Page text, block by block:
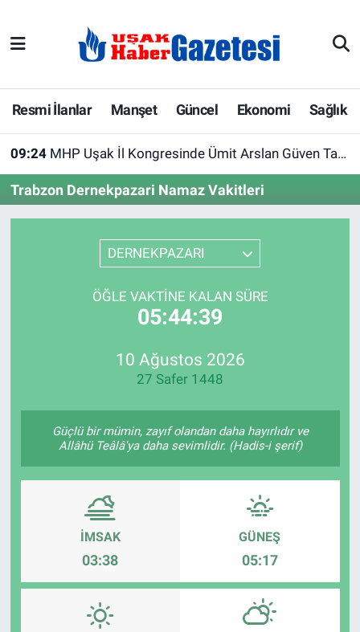
Resmi İlanlar Manşet Güncel Ekonomi Sağlık
09:24 MHP Uşak İl Kongresinde Ümit Arslan Güven Tazeledi
Trabzon Dernekpazari Namaz Vakitleri
DERNEKPAZARI
ÖĞLE VAKTINE KALAN SÜRE
05:44:39
10 Ağustos 2026
27 Safer 1448
Güçlü bir mümin, zayıf olandan daha hayırlıdır ve
Allâhü Teâlâ'ya daha sevimlidir. (Hadis-i şerif)
İMSAK
03:38
GÜNEŞ
05:17
E-Gazete
Ekonomi
Gazete İlanları
Güncel
Resmi İlanlar
Sağlık
Son Dakika
Uşak Haberleri
Uşak Hava Durumu
Uşak Trafik Yoğunluk Haritası
Süper Lig Puan Durumu ve Fikstür
Tüm Manşetler
Haber Arşivi